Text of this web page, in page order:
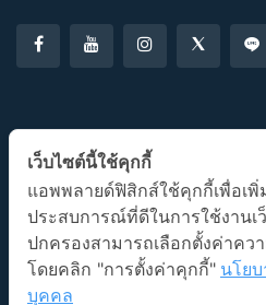
แอปพลิเคชั่น AP Classroom
เว็บไซต์นี้ใช้คุกกี้
แอพพลายด์ฟิสิกส์ใช้คุกกี้เพื่อเ
ประสบการณ์ที่ดีในการใช้งานเ
ปกครองสามารถเลือกตั้งค่าคว
โดยคลิก "การตั้งค่าคุกกี้" นโย
บุคคล